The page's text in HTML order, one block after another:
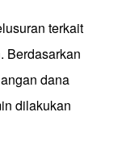
terkait
Berdasarkan
dana
dilakukan